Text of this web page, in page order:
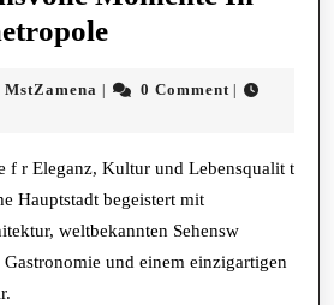
Escort
Exklusive
F
R
Anspruchsvolle
Momente
MstZamena MstZamena
0 Comment
f r Eleganz, Kultur und Lebensqualit t
Hauptstadt begeistert mit
weltbekannten Sehensw
und einem einzigartigen